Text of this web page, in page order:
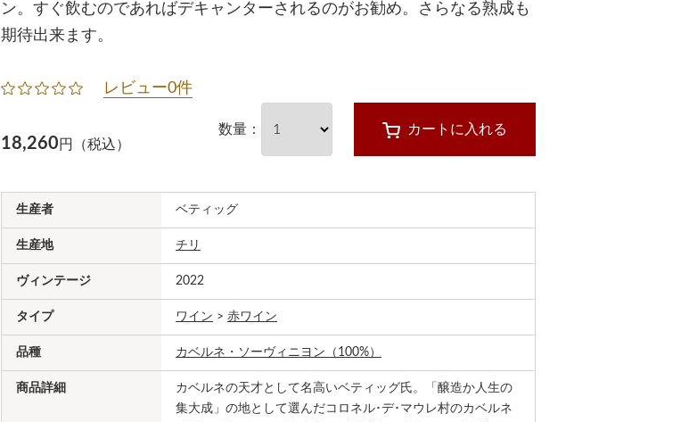
ン。すぐ飲むのであればデキャンターされるのがお勧め。さらなる熟成も
期待出来ます。
レビュー0件
18,260円（税込）
数量： カートに入れる
生産者 ベティッグ
生産地 チリ
ヴィンテージ 2022
タイプ ワイン > 赤ワイン
品種 カベルネ・ソーヴィニヨン（100%）
商品詳細
カベルネの天才として名高いベティッグ氏。「醸造か人生の
集大成」の地として選んだコロネル･デ･マウレ村のカベルネ